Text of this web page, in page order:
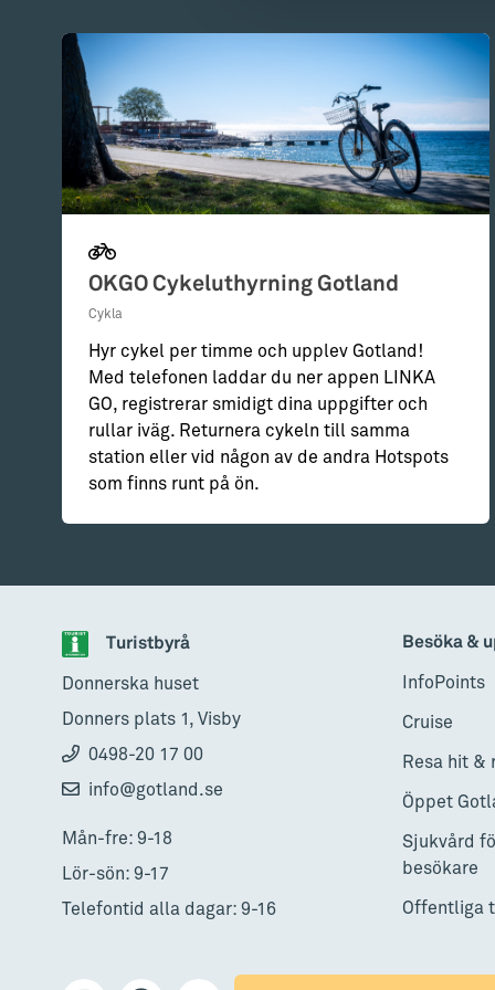
OKGO Cykeluthyrning Gotland
Cykla
Hyr cykel per timme och upplev Gotland!
Med telefonen laddar du ner appen LINKA
GO, registrerar smidigt dina uppgifter och
rullar iväg. Returnera cykeln till samma
station eller vid någon av de andra Hotspots
som finns runt på ön.
Turistbyrå
Donnerska huset
Donners plats 1, Visby
0498-20 17 00
info@gotland.se
Mån-fre: 9-18
Lör-sön: 9-17
Telefontid alla dagar: 9-16
Besöka &
InfoPoints
Cruise
Resa hit &
Öppet
Sjukvård
besökare
Offentliga